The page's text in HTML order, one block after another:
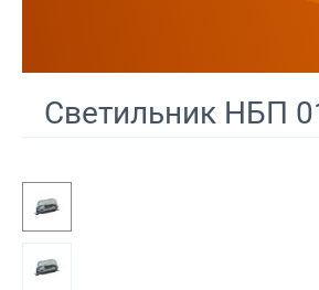
Светильник НБП